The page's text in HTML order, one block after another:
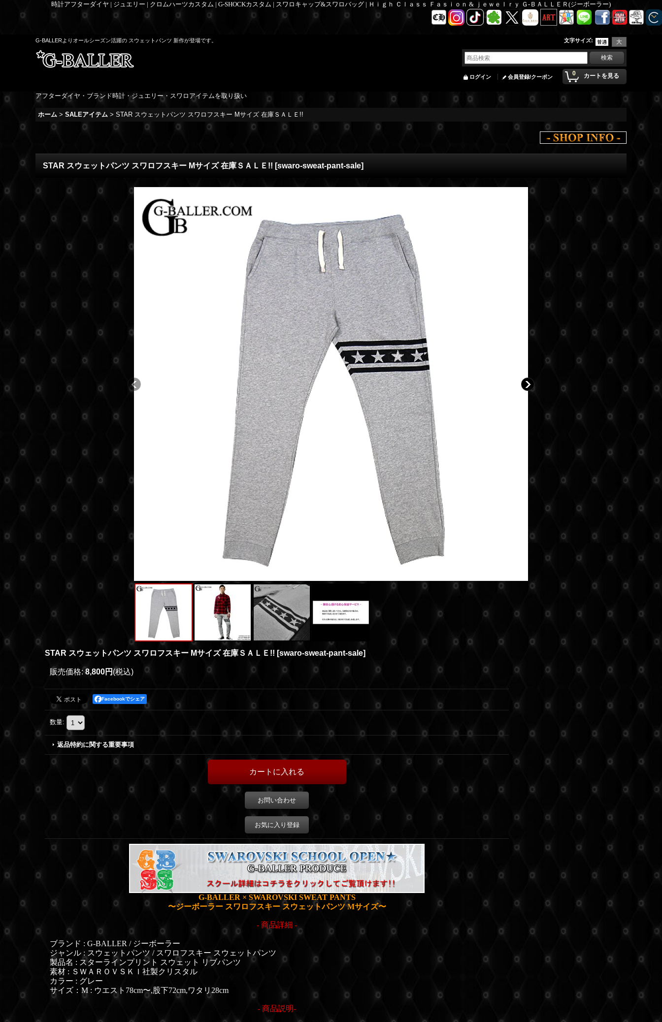
時計アフターダイヤ | ジュエリー | クロムハーツカスタム | G-SHOCKカスタム | スワロキャップ&スワロバッグ | Ｈｉｇｈ Ｃｌａｓｓ Ｆａｓｉｏｎ & ｊｅｗｅｌｒｙ Ｇ-ＢＡＬＬＥＲ(ジーボーラー)
G-BALLERよりオールシーズン活躍の スウェットパンツ 新作が登場です。 文字サイズ:
0 カートを見る
ログイン 会員登録/クーポン
アフターダイヤ・ブランド時計・ジュエリー・スワロアイテムを取り扱い
ホーム > SALEアイテム > STAR スウェットパンツ スワロフスキー Mサイズ 在庫ＳＡＬＥ!!
STAR スウェットパンツ スワロフスキー Mサイズ 在庫ＳＡＬＥ!! [swaro-sweat-pant-sale]
STAR スウェットパンツ スワロフスキー Mサイズ 在庫ＳＡＬＥ!! [swaro-sweat-pant-sale]
販売価格: 8,800円 (税込)
Facebookでシェア
数量:
返品特約に関する重要事項
お問い合わせ
お気に入り登録
G-BALLER × SWAROVSKI SWEAT PANTS
〜ジーボーラー スワロフスキー スウェットパンツ Mサイズ〜
- 商品詳細 -
ブランド : G-BALLER / ジーボーラー
ジャンル : スウェットパンツ / スワロフスキー スウェットパンツ
製品名 : スターラインプリント スウェット リブパンツ
素材 : ＳＷＡＲＯＶＳＫＩ社製クリスタル
カラー : グレー
サイズ：M : ウエスト78cm〜,股下72cm,ワタリ28cm
- 商品説明-